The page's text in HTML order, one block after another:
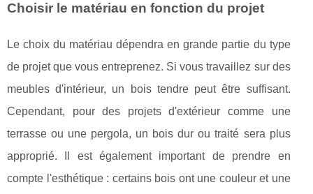
Choisir le matériau en fonction du projet
Le choix du matériau dépendra en grande partie du type
de projet que vous entreprenez. Si vous travaillez sur des
meubles d'intérieur, un bois tendre peut être suffisant.
Cependant, pour des projets d'extérieur comme une
terrasse ou une pergola, un bois dur ou traité sera plus
approprié. Il est également important de prendre en
compte l'esthétique : certains bois ont une couleur et une